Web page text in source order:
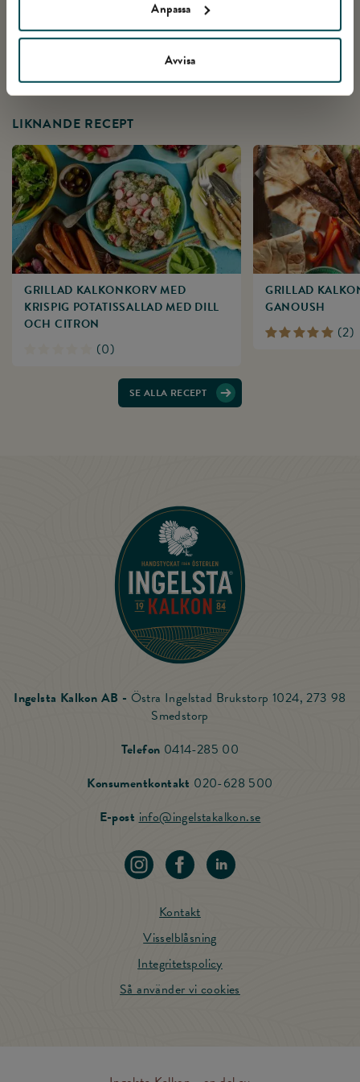
Anpassa
Avvisa
LIKNANDE RECEPT
GRILLAD KALKONKORV MED
KRISPIG POTATISSALLAD MED DILL
OCH CITRON
(0)
GRILLAD
GANOUSH
(2)
SE ALLA RECEPT
Till startsidan
Ingelsta Kalkon AB - Östra Ingelstad Brukstorp 1024, 273 98
Smedstorp
Telefon 0414-285 00
Konsumentkontakt 020-628 500
E-postinfo@ingelstakalkon.seSkicka mail till
Kontakt
Visselblåsning
Integritetspolicy
Så använder vi cookies